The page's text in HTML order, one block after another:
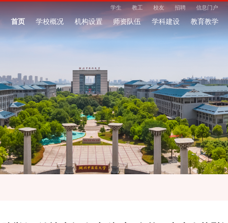
学生 教工 校友 招聘 信息门户
首页 学校概况 机构设置 师资队伍 学科建设 教育教学